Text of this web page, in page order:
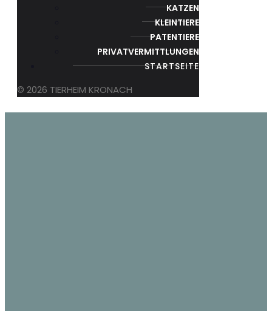
KATZEN
KLEINTIERE
PATENTIERE
PRIVATVERMITTLUNGEN
STARTSEITE
© 2026 TIERHEIM KRONACH